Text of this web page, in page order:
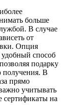
больше
В случае
от
Опция
удобный способ
подарку
получения. В
прямо
учитывать
сертификаты на